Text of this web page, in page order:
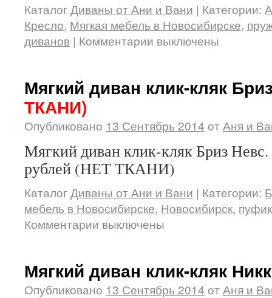
КаталогДиваны от Ани и Вани | Категории:
Кресло, Мягкая мебель в Новосибирске,
диванов | Комментарии выключены
Мягкий диван клик-кляк
ТКАНИ)
Опубликовано 13 Сентябрь 2014 отАня и
Мягкий диван клик-кляк Бриз
рублей (НЕТ ТКАНИ)
КаталогДиваны от Ани и Вани | Категории:
мебель в Новосибирске, Новосибирск, пуфик
Комментарии выключены
Мягкий диван клик-кляк
Опубликовано 13 Сентябрь 2014 отАня и